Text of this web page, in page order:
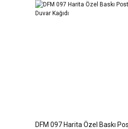
DFM 097 Harita Özel Baskı